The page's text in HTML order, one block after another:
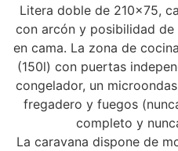
Litera doble de 210×75,
con arcón y posibilidad
en cama. La zona de
(150l) con puertas
congelador, un
fregadero y fuegos
completo y
La caravana dispone de